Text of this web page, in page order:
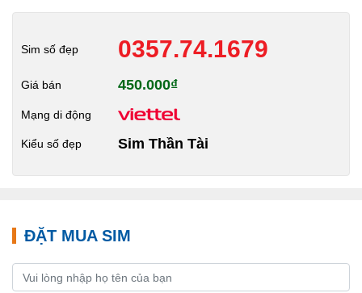
Sim số đẹp 0357.74.1679
Giá bán 450.000₫
Mạng di động
Kiểu số đẹp Sim Thần Tài
ĐẶT MUA SIM